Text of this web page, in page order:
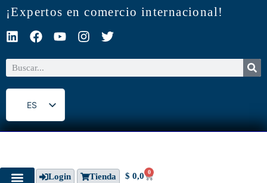
¡Expertos en comercio internacional!
ES
EN
Login Tienda $ 0,0 0